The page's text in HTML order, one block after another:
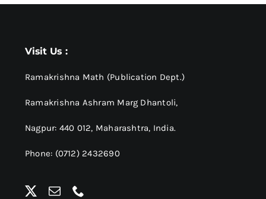
Visit Us :
Ramakrishna Math (Publication Dept.)
Ramakrishna Ashram Marg Dhantoli,
Nagpur: 440 012, Maharashtra, India.
Phone: (0712) 2432690